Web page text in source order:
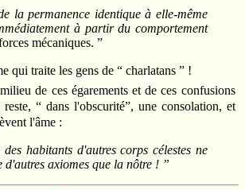
la permanence identique à elle-même
à partir du comportement
mécaniques. ”
qui traite les gens de “ charlatans ” !
de ces égarements et de ces confusions
reste, “ dans l'obscurité”, une consolation, et
l'âme :
habitants d'autres corps célestes ne
d'autres axiomes que la nôtre ! ”